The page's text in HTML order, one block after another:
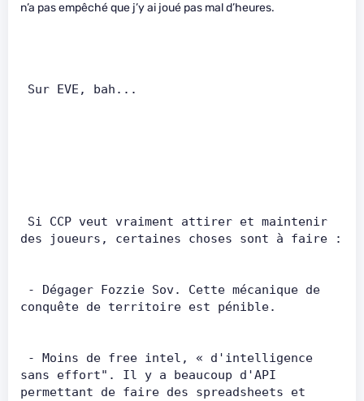
n’a pas empêché que j’y ai joué pas mal d’heures.
Sur EVE, bah...
conquête de territoire est pénible.
sans effort". Il y a beaucoup d'API
permettant de faire des spreadsheets et